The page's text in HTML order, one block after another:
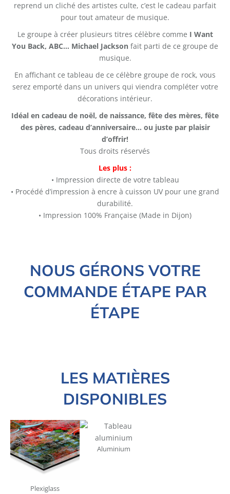
reprend un cliché des artistes culte, c’est le cadeau parfait
pour tout amateur de musique.
Le groupe à créer plusieurs titres célèbre comme I Want
You Back, ABC… Michael Jackson fait parti de ce groupe de
musique.
En affichant ce tableau de ce célèbre groupe de rock, vous
serez emporté dans un univers qui viendra compléter votre
décorations intérieur.
Idéal en cadeau de noël, de naissance, fête des mères, fête
des pères, cadeau d’anniversaire… ou juste par plaisir
d’offrir!
Tous droits réservés
Les plus :
• Impression directe de votre tableau
• Procédé d’impression à encre à cuisson UV pour une grand
durabilité.
• Impression 100% Française (Made in Dijon)
NOUS GÉRONS VOTRE
COMMANDE ÉTAPE PAR
ÉTAPE
LES MATIÈRES
DISPONIBLES
Plexiglass
Aluminium